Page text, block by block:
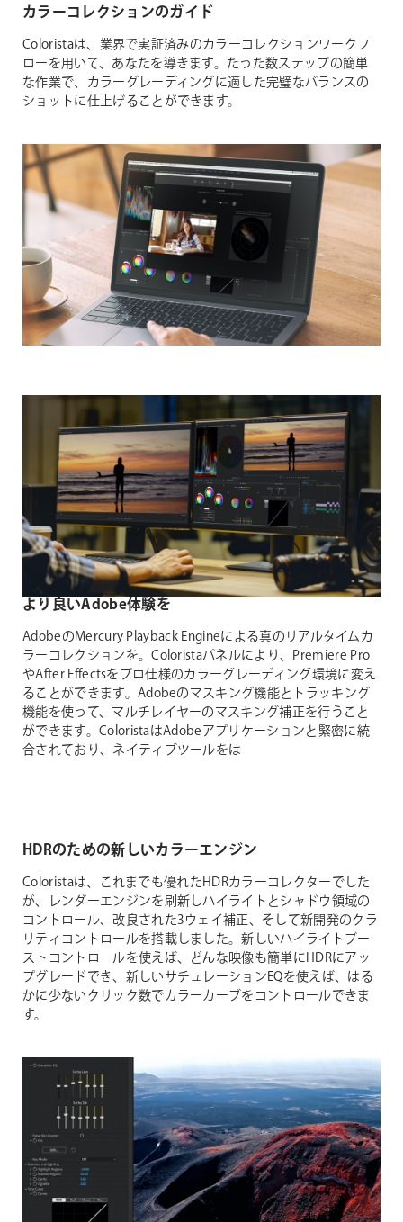
カラーコレクションのガイド
Coloristaは、業界で実証済みのカラーコレクションワークフ
ローを用いて、あなたを導きます。たった数ステップの簡単
な作業で、カラーグレーディングに適した完璧なバランスの
ショットに仕上げることができます。
より良いAdobe体験を
AdobeのMercury Playback Engineによる真のリアルタイムカ
ラーコレクションを。Coloristaパネルにより、Premiere Pro
やAfter Effectsをプロ仕様のカラーグレーディング環境に変え
ることができます。Adobeのマスキング機能とトラッキング
機能を使って、マルチレイヤーのマスキング補正を行うこと
ができます。ColoristaはAdobeアプリケーションと緊密に統
合されており、ネイティブツールをは
HDRのための新しいカラーエンジン
Coloristaは、これまでも優れたHDRカラーコレクターでした
が、レンダーエンジンを刷新しハイライトとシャドウ領域の
コントロール、改良された3ウェイ補正、そして新開発のクラ
リティコントロールを搭載しました。新しいハイライトブー
ストコントロールを使えば、どんな映像も簡単にHDRにアッ
プグレードでき、新しいサチュレーションEQを使えば、はる
かに少ないクリック数でカラーカーブをコントロールできま
す。